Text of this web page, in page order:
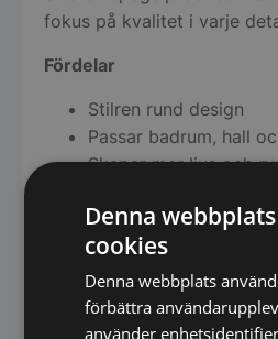
fokus på kvalitet i varje
Fördelar
Stilren rund design
Passar badrum, hall
Skapar mer ljus och
inredningsstilar
Hög kvalitet och lång
Enkel att beställa
Produktinformation
Denna
cookies
Denna webbplats
förbättra
använder